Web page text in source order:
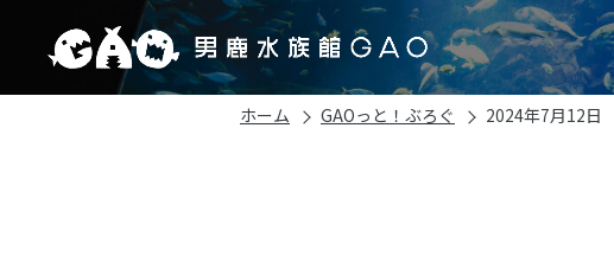
ホーム GAOっと！ぶろぐ 2024年7月12日